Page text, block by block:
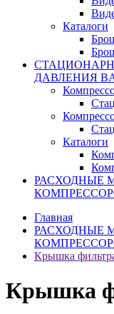
Каталоги
ДАВЛЕНИЯ
Каталоги
РАСХОДНЫЕ
Главная
РАСХОДНЫЕ
Крышка
Крышка